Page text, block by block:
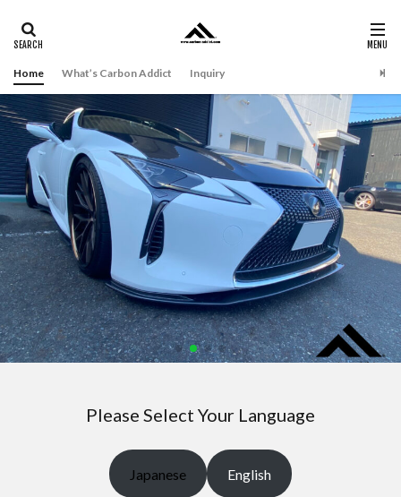
Home What’s Carbon Addict Inquiry
Please Select Your Language
Japanese English